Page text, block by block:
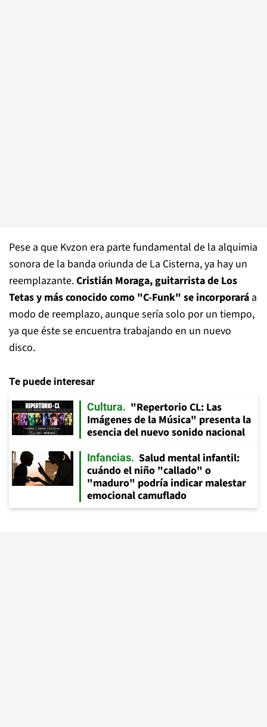
Pese a que Kvzon era parte fundamental de la alquimia
sonora de la banda oriunda de La Cisterna, ya hay un
reemplazante.Cristián Moraga, guitarrista de Los
Tetas y más conocido como "C-Funk" se incorporará a
modo de reemplazo, aunque sería solo por un tiempo,
ya que éste se encuentra trabajando en un nuevo
disco.
Te puede interesar
Cultura
"Repertorio CL: Las
Imágenes de la Música" presenta la
esencia del nuevo sonido nacional
Infancias
Salud mental infantil:
cuándo el niño "callado" o
"maduro" podría indicar malestar
emocional camuflado